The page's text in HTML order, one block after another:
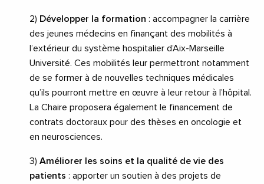
2) Développer la formation : accompagner la carrière
des jeunes médecins en finançant des mobilités à
l’extérieur du système hospitalier d’Aix-Marseille
Université. Ces mobilités leur permettront notamment
de se former à de nouvelles techniques médicales
qu’ils pourront mettre en œuvre à leur retour à l’hôpital.
La Chaire proposera également le financement de
contrats doctoraux pour des thèses en oncologie et
en neurosciences.
3) Améliorer les soins et la qualité de vie des
patients : apporter un soutien à des projets de